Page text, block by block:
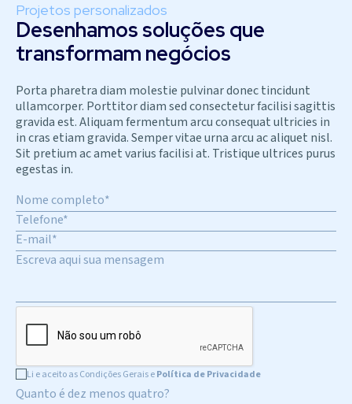
Projetos personalizados
Desenhamos soluções que
transformam negócios
Porta pharetra diam molestie pulvinar donec tincidunt
ullamcorper. Porttitor diam sed consectetur facilisi sagittis
gravida est. Aliquam fermentum arcu consequat ultricies in
in cras etiam gravida. Semper vitae urna arcu ac aliquet nisl.
Sit pretium ac amet varius facilisi at. Tristique ultrices purus
egestas in.
Li e aceito as Condições Gerais ePolítica de Privacidade
Quanto é dez menos quatro?